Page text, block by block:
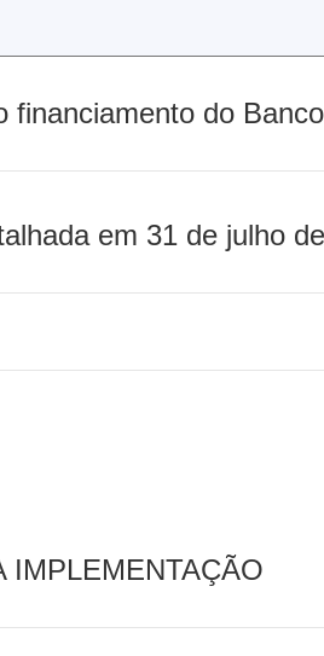
financiamento do
em 31 de julho
IMPLEMENTAÇÃO